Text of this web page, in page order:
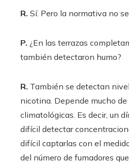
R. Sí. Pero la normativa no
P. ¿En las terrazas
también detectaron humo?
R. También se detectan
nicotina. Depende mucho
climatológicas. Es decir, un
difícil detectar
difícil captarlas con el
del número de fumadores